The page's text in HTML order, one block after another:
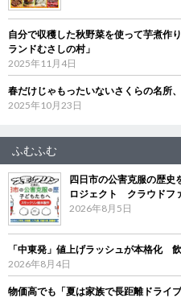
自分で収穫した秋野菜を使って芋煮
ランドむさしの村」
2025年11月4日
春だけじゃもったいないさくらの名所
2025年10月23日
ふむふむ
四日市の公害克服の歴史
ロジェクト クラウドフ
2026年8月5日
「中東発」値上げラッシュが本格化
2026年8月4日
物価高でも「夏は家族で長距離ドライ